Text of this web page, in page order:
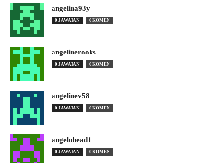
angelina93y
0 JAWATAN 0 KOMEN
angelinerooks
0 JAWATAN 0 KOMEN
angelinev58
0 JAWATAN 0 KOMEN
angelohead1
0 JAWATAN 0 KOMEN